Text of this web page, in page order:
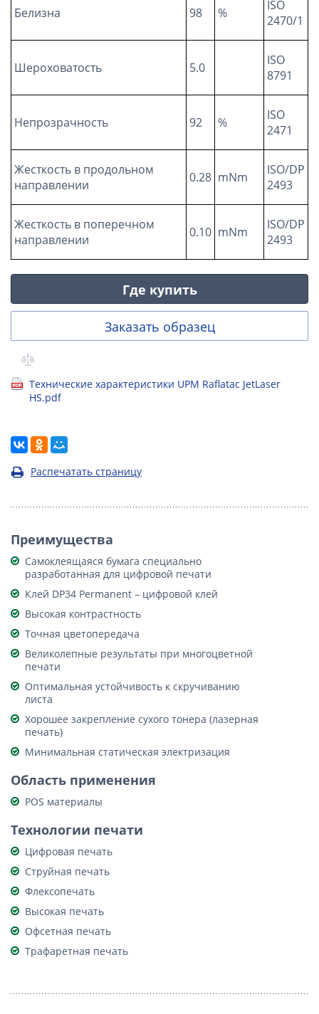
Белизна 98 %
ISO
2470/1
Шероховатость 5.0
ISO
8791
Непрозрачность 92 %
ISO
2471
Жесткость в продольном
направлении
0.28 mNm
ISO/DP
2493
Жесткость в поперечном
направлении
0.10 mNm
ISO/DP
2493
Где купить
Заказать образец
Технические характеристики UPM Raflatac JetLaser
HS.pdf
Распечатать страницу
Преимущества
Самоклеящаяся бумага специально
разработанная для цифровой печати
Клей DP34 Permanent – цифровой клей
Высокая контрастность
Точная цветопередача
Великолепные результаты при многоцветной
печати
Оптимальная устойчивость к скручиванию
листа
Хорошее закрепление сухого тонера (лазерная
печать)
Минимальная статическая электризация
Область применения
POS материалы
Технологии печати
Цифровая печать
Струйная печать
Флексопечать
Высокая печать
Офсетная печать
Трафаретная печать